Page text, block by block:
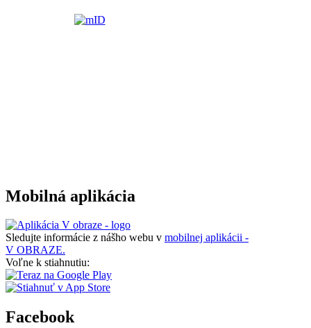
Mobilná aplikácia
Sledujte informácie z nášho webu v mobilnej aplikácii -
V OBRAZE.
Voľne k stiahnutiu:
Facebook